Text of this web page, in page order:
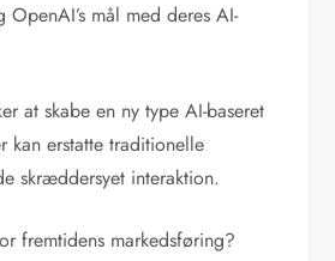
mål med deres AI-
at skabe en ny type AI-baseret
kan erstatte traditionelle
skræddersyet interaktion.
fremtidens markedsføring?